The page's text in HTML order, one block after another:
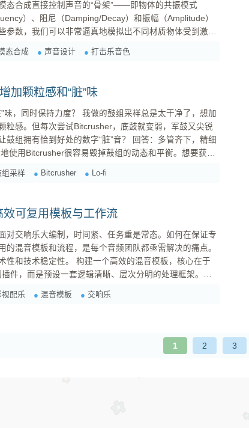
态合成直接控制声音的“骨架”——即物体的共振模式
）、阻尼（Damping/Decay）和振幅（Amplitude）
参数，我们可以非常逼真地模拟出不同材质物体受到激发
、金属和玻璃这三种常见材质的打击乐声音。我们还会比
态合成 声音设计 打击乐音色
加颗粒感和“脏”味
做的鼓组采样总是太干净了，想加
粒感。但每次尝试Bitcrusher，底鼓就变弱，军鼓又尖锐
好处的数字“脏”音？ 回答：多管齐下，精细
组采样 Bitcrusher Lo-fi
可复用模板与工作流
对交响乐大编制，时间紧、任务重是常态。如何在保证专
的混音模板和流程，是每个音频团队都亟需解决的痛点。
一个高效的混音模板，核心在于
件，而是预设一套逻辑清晰、层次分明的处理框架。
视配乐 混音模板 交响乐
1 2 3